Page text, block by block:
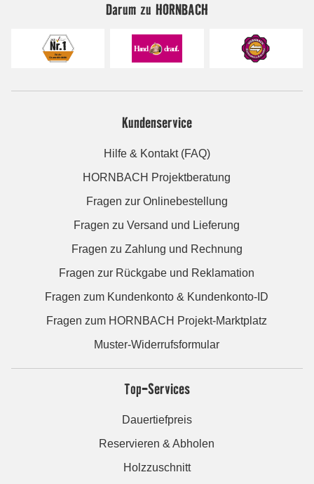
Darum zu HORNBACH
Kundenservice
Hilfe & Kontakt (FAQ)
HORNBACH Projektberatung
Fragen zur Onlinebestellung
Fragen zu Versand und Lieferung
Fragen zu Zahlung und Rechnung
Fragen zur Rückgabe und Reklamation
Fragen zum Kundenkonto & Kundenkonto-ID
Fragen zum HORNBACH Projekt-Marktplatz
Muster-Widerrufsformular
Top-Services
Dauertiefpreis
Reservieren & Abholen
Holzzuschnitt